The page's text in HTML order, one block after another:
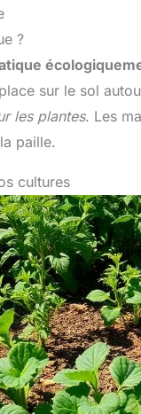
?
sur le sol
les plantes. Les
paille.
cultures